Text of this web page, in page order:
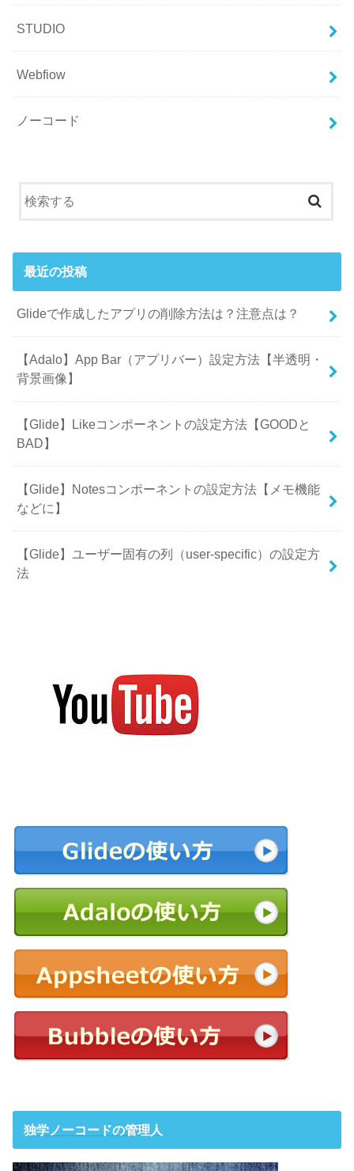
STUDIO
Webfiow
ノーコード
最近の投稿
Glideで作成したアプリの削除方法は？注意点は？
【Adalo】App Bar（アプリバー）設定方法【半透明・
背景画像】
【Glide】Likeコンポーネントの設定方法【GOODと
BAD】
【Glide】Notesコンポーネントの設定方法【メモ機能
などに】
【Glide】ユーザー固有の列（user-specific）の設定方
法
独学ノーコードの管理人